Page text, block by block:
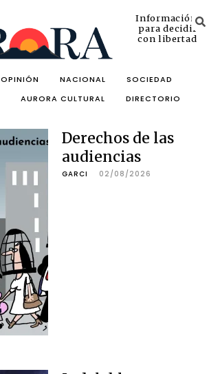
Información
para decidir
con libertad
OPINIÓN NACIONAL
SOCIEDAD
AURORA CULTURAL DIRECTORIO
Derechos de las
audiencias
GARCI 02/08/2026